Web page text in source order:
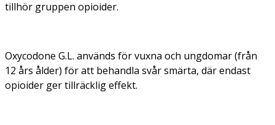
tillhör gruppen opioider.
Oxycodone G.L. används för vuxna och ungdomar (från
12 års ålder) för att behandla svår smärta, där endast
opioider ger tillräcklig effekt.